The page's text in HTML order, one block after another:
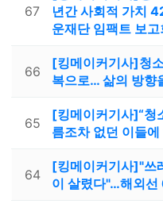
67
년간 사회적 가치
운재단 임팩트 보
66
[킹메이커기사]청
복으로… 삶의 방향
65
[킹메이커기사]“청
름조차 없던 이들에
64
[킹메이커기사]"쓰
이 살렸다"…해외